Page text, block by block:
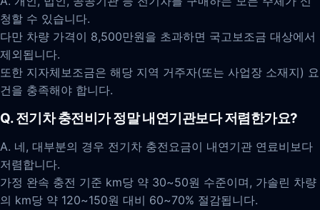
청할 수 있습니다.
다만 차량 가격이 8,500만원을 초과하면 국고보조금 대상에서
제외됩니다.
또한 지자체보조금은 해당 지역 거주자(또는 사업장 소재지) 요
건을 충족해야 합니다.
Q. 전기차 충전비가 정말 내연기관보다 저렴한가요?
A. 네, 대부분의 경우 전기차 충전요금이 내연기관 연료비보다
저렴합니다.
가정 완속 충전 기준 km당 약 30~50원 수준이며, 가솔린 차량
의 km당 약 120~150원 대비 60~70% 절감됩니다.